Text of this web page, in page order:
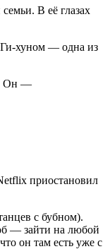
В её глазах
Ги-хуном — одна из
Он —
приостановил
с бубном).
— зайти на любой
он там есть уже с